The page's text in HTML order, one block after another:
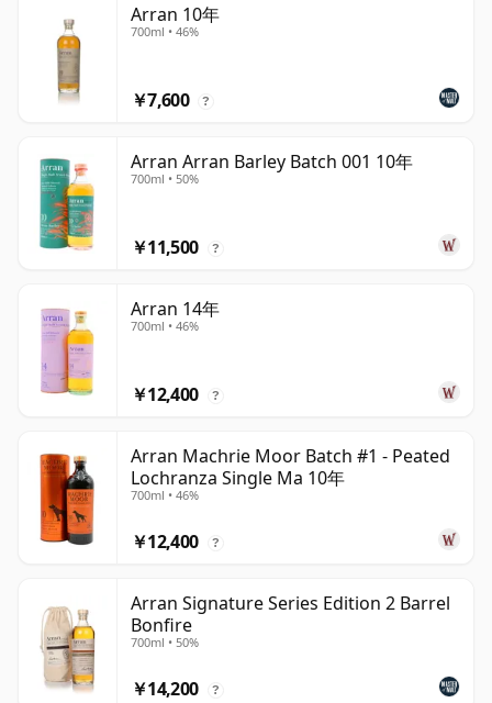
Arran 10年
700ml • 46%
￥7,600 ?
Arran Arran Barley Batch 001 10年
700ml • 50%
￥11,500 ?
Arran 14年
700ml • 46%
￥12,400 ?
Arran Machrie Moor Batch #1 - Peated
Lochranza Single Ma 10年
700ml • 46%
￥12,400 ?
Arran Signature Series Edition 2 Barrel
Bonfire
700ml • 50%
￥14,200 ?